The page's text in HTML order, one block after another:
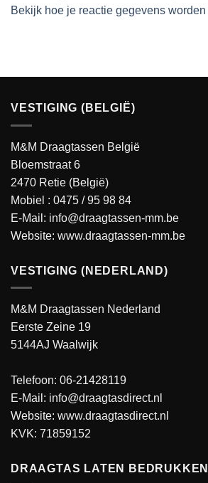
Bekijk hoe je reactie gegevens
VESTIGING (BELGIË)
M&M Draagtassen België
Bloemstraat 6
2470 Retie (België)
Mobiel : 0475 / 95 98 84
E-Mail: info@draagtassen-mm.be
Website: www.draagtassen-mm.be
VESTIGING (NEDERLAND)
M&M Draagtassen Nederland
Eerste Zeine 19
5144AJ Waalwijk
Telefoon: 06-21428119
E-Mail: info@draagtasdirect.nl
Website: www.draagtasdirect.nl
KVK: 71859152
DRAAGTAS LATEN BEDRUKKEN